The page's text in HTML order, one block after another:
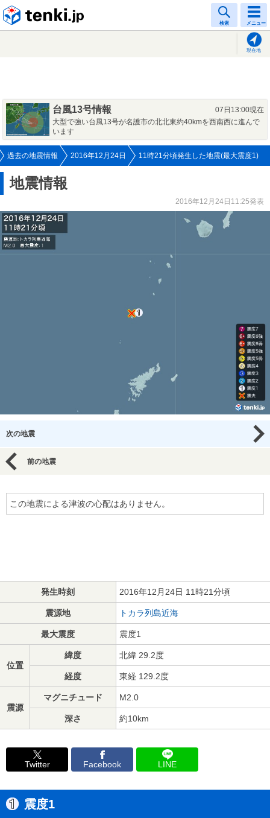
検索 メニュー
現在地
台風13号情報
07日13:00現在
大型で強い台風13号が名護市の北北東約40kmを西南西に進んで
います
過去の地震情報 2016年12月24日 11時21分頃発生した地震(最大震度1)
地震情報
2016年12月24日11:25発表
次の地震
前の地震
この地震による津波の心配はありません。
発生時刻 2016年12月24日 11時21分頃
震源地 トカラ列島近海
最大震度 震度1
位置
緯度 北緯 29.2度
経度 東経 129.2度
震源
マグニチュード M2.0
深さ 約10km
Twitter Facebook LINE
震度1